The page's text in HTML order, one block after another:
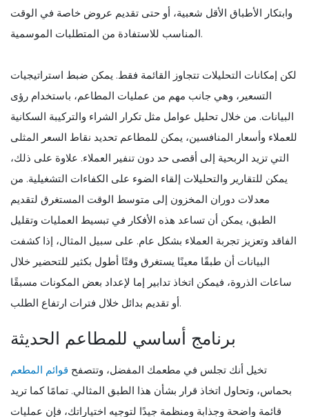
وابتكار الأطباق الأقل شعبية، أو حتى تقديم عروض خاصة في الوقت
المناسب للاستفادة من المتطلبات الموسمية.
لكن إمكانات التحليلات تتجاوز القائمة فقط. يمكن ضبط استراتيجيات
التسعير، وهي جانب مهم من عمليات المطاعم، باستخدام رؤى
البيانات. من خلال تحليل عوامل مثل تكرار الشراء والتركيبة السكانية
للعملاء وأسعار المنافسين، يمكن للمطاعم تحديد نقاط السعر المثلى
التي تزيد الربحية إلى أقصى حد دون تنفير العملاء. علاوة على ذلك،
يمكن للتقارير والتحليلات إلقاء الضوء على الكفاءات التشغيلية. من
معدلات دوران المخزون إلى متوسط الوقت المستغرق لتقديم
الطبق، يمكن أن تساعد هذه الأفكار في تبسيط العمليات وتقليل
الفاقد وتعزيز تجربة العملاء بشكل عام. على سبيل المثال، إذا كشفت
البيانات أن طبقًا معينًا يستغرق وقتًا أطول بكثير للتحضير خلال
ساعات الذروة، فيمكن اتخاذ تدابير إما لإعداد بعض المكونات مسبقًا
أو تقديم بدائل خلال فترات ارتفاع الطلب.
برنامج أساسي للمطاعم الحديثة
تخيل أنك تجلس في مطعمك المفضل، وتتصفح قوائم المطعم
بحماس، وتحاول اتخاذ قرار بشأن هذا الطبق المثالي. تمامًا كما تريد
قائمة واضحة وجذابة ومنظمة جيدًا لتوجيه اختياراتك، فإن عمليات